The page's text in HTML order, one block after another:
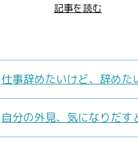
記事を読む
仕事辞めたいけど、辞めた
自分の外見、気になりだす